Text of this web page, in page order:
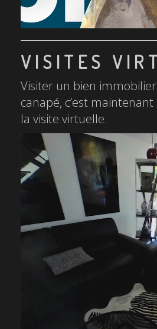
VISITES
Visiter un bien
canapé, c’est
la visite virtuelle.